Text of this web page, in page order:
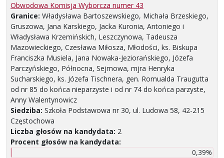
Obwodowa Komisja Wyborcza numer 43
Granice: Władysława Bartoszewskiego, Michała Brzeskiego,
Gruszowa, Jana Karskiego, Jacka Kuronia, Antoniego i
Władysława Krzemińskich, Leszczynowa, Tadeusza
Mazowieckiego, Czesława Miłosza, Młodości, ks. Biskupa
Franciszka Musiela, Jana Nowaka-Jeziorańskiego, Józefa
Parczyńskiego, Północna, Sejmowa, mjra Henryka
Sucharskiego, ks. Józefa Tischnera, gen. Romualda Traugutta
od nr 85 do końca nieparzyste i od nr 74 do końca parzyste,
Anny Walentynowicz
Siedziba: Szkoła Podstawowa nr 30, ul. Ludowa 58, 42-215
Częstochowa
Liczba głosów na kandydata: 2
Procent głosów na kandydata:
0,39%